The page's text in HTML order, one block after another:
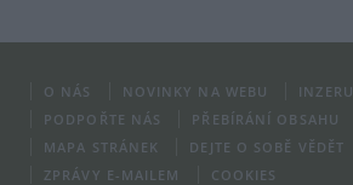
O NÁS NOVINKY NA WEBU
PODPOŘTE NÁS
PŘEBÍRÁNÍ OBSAHU
MAPA STRÁNEK
DEJTE O SOBĚ VĚDĚT
ZPRÁVY E-MAILEM
COOKIES